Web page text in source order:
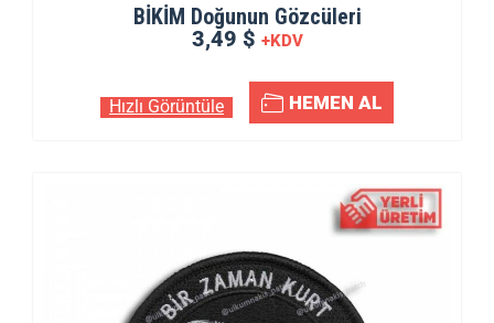
BİKİM Doğunun Gözcüleri
3,49 $ +KDV
Hızlı Görüntüle HEMEN AL